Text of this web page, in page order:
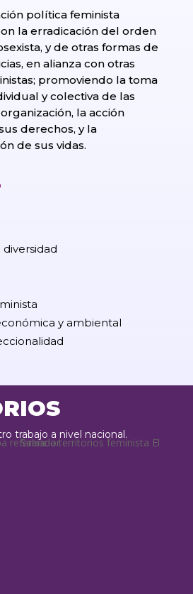
política feminista
la erradicación del orden
y de otras formas de
en alianza con otras
promoviendo la toma
y colectiva de las
la acción
derechos, y la
de sus vidas.
y ambiental
trabajo a nivel nacional.